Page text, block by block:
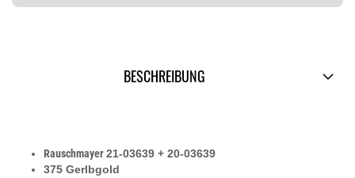
BESCHREIBUNG
Rauschmayer21-03639 + 20-03639
375 Gerlbgold